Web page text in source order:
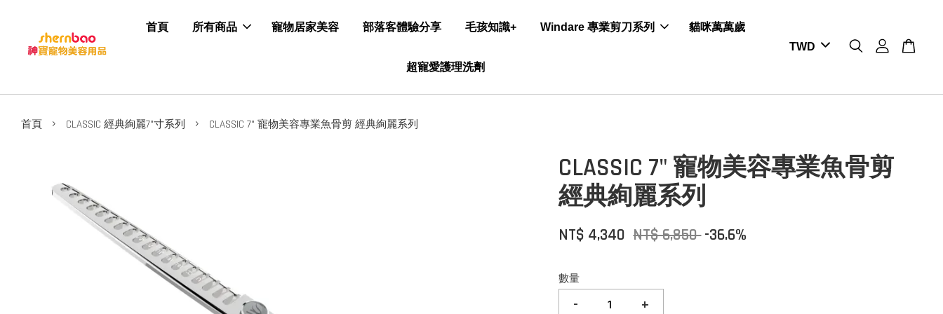
首頁 所有商品 寵物居家美容 部落客體驗分享 毛孩知識+ Windare 專業剪刀系列 貓咪萬萬歲
超寵愛護理洗劑
首頁 › CLASSIC 經典絢麗7"寸系列 › CLASSIC 7" 寵物美容專業魚骨剪 經典絢麗系列
CLASSIC 7" 寵物美容專業魚骨剪
經典絢麗系列
NT$ 4,340 NT$ 6,850-36.6%
數量
- +